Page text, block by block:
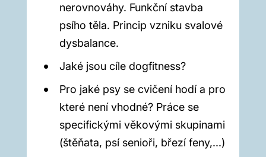
nerovnováhy. Funkční stavba
psího těla. Princip vzniku svalové
dysbalance.
Jaké jsou cíle dogfitness?
Pro jaké psy se cvičení hodí a pro
které není vhodné? Práce se
specifickými věkovými skupinami
(štěňata, psí senioři, březí feny,...)